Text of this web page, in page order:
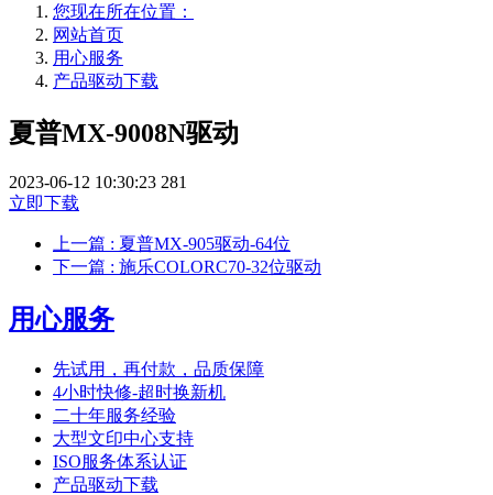
您现在所在位置：
网站首页
用心服务
产品驱动下载
夏普MX-9008N驱动
2023-06-12 10:30:23 281
立即下载
上一篇 : 夏普MX-905驱动-64位
下一篇 : 施乐COLORC70-32位驱动
用心服务
先试用，再付款，品质保障
4小时快修-超时换新机
二十年服务经验
大型文印中心支持
ISO服务体系认证
产品驱动下载